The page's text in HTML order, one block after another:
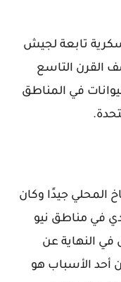
تابعة لجيش
القرن التاسع
في المناطق
المحلي جيدًا وكان
في مناطق نيو
في النهاية عن
أحد الأسباب هو